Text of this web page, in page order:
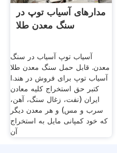
مدارهای آسیاب توپ در
سنگ معدن طلا
آسیاب توپ آسیاب در سنگ
معدن. قابل حمل سنگ معدن طلا
آسیاب توپ برای فروش در هند.ا
کتبر حق استخراج کلیه معادن
ایران (نفت، زغال سنگ، آهن،
سرب و مس) و هر معدن دیگر
که خود کمپانی مایل به استخراج
آن